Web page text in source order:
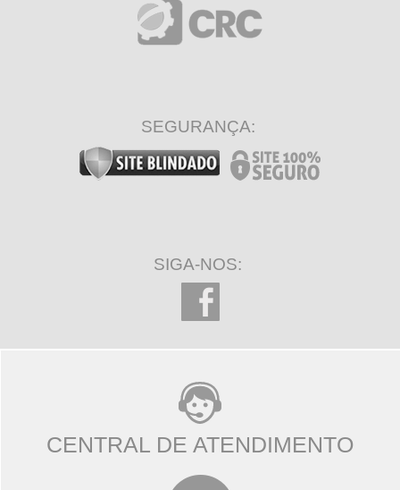
SEGURANÇA:
SIGA-NOS:
CENTRAL DE ATENDIMENTO